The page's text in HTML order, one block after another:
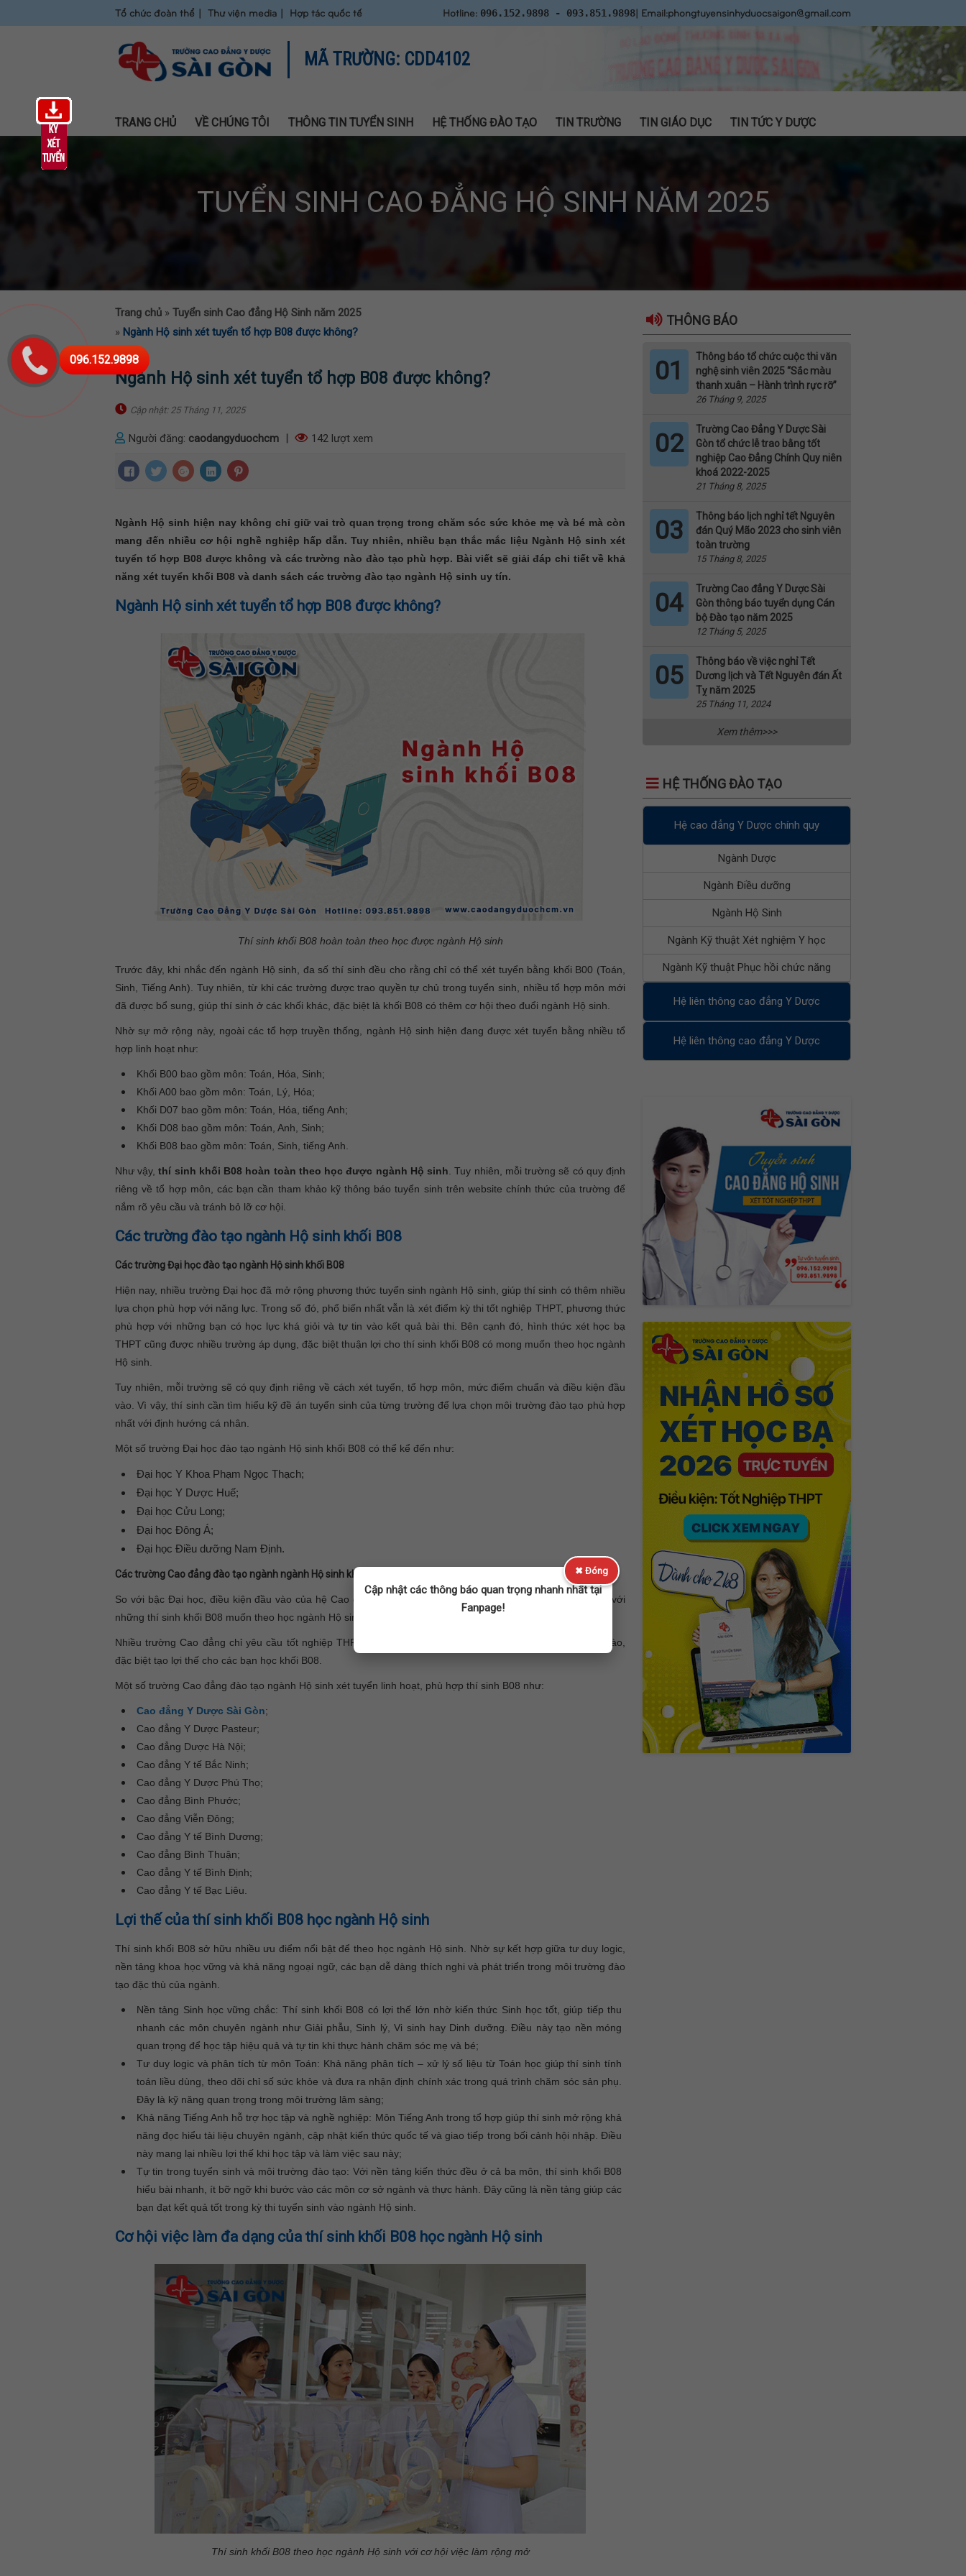
Tổ chức đoàn thể Thư viện media Hợp tác quốc tế Hotline: 096.152.9898 - 093.851.9898| Email:phongtuyensinhyduocsaigon@gmail.com
MÃ TRƯỜNG: CDD4102
TRANG CHỦ VỀ CHÚNG TÔI THÔNG TIN TUYỂN SINH HỆ THỐNG ĐÀO TẠO TIN TRƯỜNG TIN GIÁO DỤC TIN TỨC Y DƯỢC
096.152.9898
TUYỂN SINH CAO ĐẲNG HỘ SINH NĂM 2025
Trang chủ » Tuyển sinh Cao đẳng Hộ Sinh năm 2025
» Ngành Hộ sinh xét tuyển tổ hợp B08 được không?
Ngành Hộ sinh xét tuyển tổ hợp B08 được không?
Cập nhật: 25 Tháng 11, 2025
Người đăng: caodangyduochcm 142 lượt xem
Ngành Hộ sinh hiện nay không chỉ giữ vai trò quan trọng trong chăm sóc sức khỏe mẹ và bé mà còn
mang đến nhiều cơ hội nghề nghiệp hấp dẫn. Tuy nhiên, nhiều bạn thắc mắc liệu Ngành Hộ sinh xét
tuyển tổ hợp B08 được không và các trường nào đào tạo phù hợp. Bài viết sẽ giải đáp chi tiết về khả
năng xét tuyển khối B08 và danh sách các trường đào tạo ngành Hộ sinh uy tín.
Ngành Hộ sinh xét tuyển tổ hợp B08 được không?
Thí sinh khối B08 hoàn toàn theo học được ngành Hộ sinh
Trước đây, khi nhắc đến ngành Hộ sinh, đa số thí sinh đều cho rằng chỉ có thể xét tuyển bằng khối B00 (Toán,
Sinh, Tiếng Anh). Tuy nhiên, từ khi các trường được trao quyền tự chủ trong tuyển sinh, nhiều tổ hợp môn mới
đã được bổ sung, giúp thí sinh ở các khối khác, đặc biệt là khối B08 có thêm cơ hội theo đuổi ngành Hộ sinh.
Nhờ sự mở rộng này, ngoài các tổ hợp truyền thống, ngành Hộ sinh hiện đang được xét tuyển bằng nhiều tổ
hợp linh hoạt như:
Khối B00 bao gồm môn: Toán, Hóa, Sinh;
Khối A00 bao gồm môn: Toán, Lý, Hóa;
Khối D07 bao gồm môn: Toán, Hóa, tiếng Anh;
Khối D08 bao gồm môn: Toán, Anh, Sinh;
Khối B08 bao gồm môn: Toán, Sinh, tiếng Anh.
Như vậy, thí sinh khối B08 hoàn toàn theo học được ngành Hộ sinh . Tuy nhiên, mỗi trường sẽ có quy định
riêng về tổ hợp môn, các bạn cần tham khảo kỹ thông báo tuyển sinh trên website chính thức của trường để
nắm rõ yêu cầu và tránh bỏ lỡ cơ hội.
Các trường đào tạo ngành Hộ sinh khối B08
Các trường Đại học đào tạo ngành Hộ sinh khối B08
Hiện nay, nhiều trường Đại học đã mở rộng phương thức tuyển sinh ngành Hộ sinh, giúp thí sinh có thêm nhiều
lựa chọn phù hợp với năng lực. Trong số đó, phổ biến nhất vẫn là xét điểm kỳ thi tốt nghiệp THPT, phương thức
phù hợp với những bạn có học lực khá giỏi và tự tin vào kết quả bài thi. Bên cạnh đó, hình thức xét học bạ
THPT cũng được nhiều trường áp dụng, đặc biệt thuận lợi cho thí sinh khối B08 có mong muốn theo học ngành
Hộ sinh.
Tuy nhiên, mỗi trường sẽ có quy định riêng về cách xét tuyển, tổ hợp môn, mức điểm chuẩn và điều kiện đầu
vào. Vì vậy, thí sinh cần tìm hiểu kỹ đề án tuyển sinh của từng trường để lựa chọn môi trường đào tạo phù hợp
nhất với định hướng cá nhân.
Một số trường Đại học đào tạo ngành Hộ sinh khối B08 có thể kể đến như:
Đại học Y Khoa Phạm Ngọc Thạch;
Đại học Y Dược Huế;
Đại học Cửu Long;
Đại học Đông Á;
Đại học Điều dưỡng Nam Định.
Các trường Cao đẳng đào tạo ngành ngành Hộ sinh khối B08
So với bậc Đại học, điều kiện đầu vào của hệ Cao đẳng linh hoạt hơn rất nhiều. Đây là hướng đi phù hợp với
những thí sinh khối B08 muốn theo học ngành Hộ sinh nhưng không quá tự tin về điểm thi tốt nghiệp THPT.
Nhiều trường Cao đẳng chỉ yêu cầu tốt nghiệp THPT và xét học bạ, không phân biệt thí sinh thuộc khối nào,
đặc biệt tạo lợi thế cho các bạn học khối B08.
Một số trường Cao đẳng đào tạo ngành Hộ sinh xét tuyển linh hoạt, phù hợp thí sinh B08 như:
Cao đẳng Y Dược Sài Gòn;
Cao đẳng Y Dược Pasteur;
Cao đẳng Dược Hà Nội;
Cao đẳng Y tế Bắc Ninh;
Cao đẳng Y Dược Phú Thọ;
Cao đẳng Bình Phước;
Cao đẳng Viễn Đông;
Cao đẳng Y tế Bình Dương;
Cao đẳng Bình Thuận;
Cao đẳng Y tế Bình Định;
Cao đẳng Y tế Bạc Liêu.
Lợi thế của thí sinh khối B08 học ngành Hộ sinh
Thí sinh khối B08 sở hữu nhiều ưu điểm nổi bật để theo học ngành Hộ sinh. Nhờ sự kết hợp giữa tư duy logic,
nền tảng khoa học vững và khả năng ngoại ngữ, các bạn dễ dàng thích nghi và phát triển trong môi trường đào
tạo đặc thù của ngành.
Nền tảng Sinh học vững chắc: Thí sinh khối B08 có lợi thế lớn nhờ kiến thức Sinh học tốt, giúp tiếp thu
nhanh các môn chuyên ngành như Giải phẫu, Sinh lý, Vi sinh hay Dinh dưỡng. Điều này tạo nền móng
quan trọng để học tập hiệu quả và tự tin khi thực hành chăm sóc mẹ và bé;
Tư duy logic và phân tích từ môn Toán: Khả năng phân tích – xử lý số liệu từ Toán học giúp thí sinh tính
toán liều dùng, theo dõi chỉ số sức khỏe và đưa ra nhận định chính xác trong quá trình chăm sóc sản phụ.
Đây là kỹ năng quan trọng trong môi trường lâm sàng;
Khả năng Tiếng Anh hỗ trợ học tập và nghề nghiệp: Môn Tiếng Anh trong tổ hợp giúp thí sinh mở rộng khả
năng đọc hiểu tài liệu chuyên ngành, cập nhật kiến thức quốc tế và giao tiếp trong bối cảnh hội nhập. Điều
này mang lại nhiều lợi thế khi học tập và làm việc sau này;
Tự tin trong tuyển sinh và môi trường đào tạo: Với nền tảng kiến thức đều ở cả ba môn, thí sinh khối B08
hiểu bài nhanh, ít bỡ ngỡ khi bước vào các môn cơ sở ngành và thực hành. Đây cũng là nền tảng giúp các
bạn đạt kết quả tốt trong kỳ thi tuyển sinh vào ngành Hộ sinh.
Cơ hội việc làm đa dạng của thí sinh khối B08 học ngành Hộ sinh
Thí sinh khối B08 theo học ngành Hộ sinh với cơ hội việc làm rộng mở
THÔNG BÁO
01
Thông báo tổ chức cuộc thi văn
nghệ sinh viên 2025 “Sắc màu
thanh xuân – Hành trình rực rỡ”
26 Tháng 9, 2025
02
Trường Cao Đẳng Y Dược Sài
Gòn tổ chức lễ trao bằng tốt
nghiệp Cao Đẳng Chính Quy niên
khoá 2022-2025
21 Tháng 8, 2025
03
Thông báo lịch nghỉ tết Nguyên
đán Quý Mão 2023 cho sinh viên
toàn trường
15 Tháng 8, 2025
04
Trường Cao đẳng Y Dược Sài
Gòn thông báo tuyển dụng Cán
bộ Đào tạo năm 2025
12 Tháng 5, 2025
05
Thông báo về việc nghỉ Tết
Dương lịch và Tết Nguyên đán Ất
Tỵ năm 2025
25 Tháng 11, 2024
Xem thêm>>>
HỆ THỐNG ĐÀO TẠO
Hệ cao đẳng Y Dược chính quy
Ngành Dược
Ngành Điều dưỡng
Ngành Hộ Sinh
Ngành Kỹ thuật Xét nghiệm Y học
Ngành Kỹ thuật Phục hồi chức năng
Hệ liên thông cao đẳng Y Dược
Hệ liên thông cao đẳng Y Dược
✖ Đóng
Cập nhật các thông báo quan trọng nhanh nhất tại
Fanpage!